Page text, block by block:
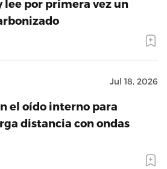
lee por primera vez un
Jul 18, 2026
el oído interno para
distancia con ondas